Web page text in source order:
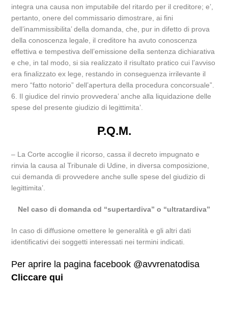
integra una causa non imputabile del ritardo per il creditore; e’,
pertanto, onere del commissario dimostrare, ai fini
dell’inammissibilita’ della domanda, che, pur in difetto di prova
della conoscenza legale, il creditore ha avuto conoscenza
effettiva e tempestiva dell’emissione della sentenza dichiarativa
e che, in tal modo, si sia realizzato il risultato pratico cui l’avviso
era finalizzato ex lege, restando in conseguenza irrilevante il
mero “fatto notorio” dell’apertura della procedura concorsuale”.
6. Il giudice del rinvio provvedera’ anche alla liquidazione delle
spese del presente giudizio di legittimita’.
P.Q.M.
– La Corte accoglie il ricorso, cassa il decreto impugnato e
rinvia la causa al Tribunale di Udine, in diversa composizione,
cui demanda di provvedere anche sulle spese del giudizio di
legittimita’.
Nel caso di domanda cd “supertardiva” o “ultratardiva”
In caso di diffusione omettere le generalità e gli altri dati
identificativi dei soggetti interessati nei termini indicati.
Per aprire la pagina facebook @avvrenatodisa
Cliccare qui